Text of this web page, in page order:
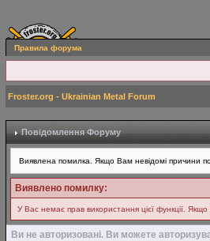
Правила форума
Froster.org - Ukrainian Metal Forum
Повідомлення Форуму
Виявлена помилка. Якщо Вам невідомі причини
Виявлено помилку:
У Вас немає прав використання цієї функції.
Ви не авторизовані. Ви можете